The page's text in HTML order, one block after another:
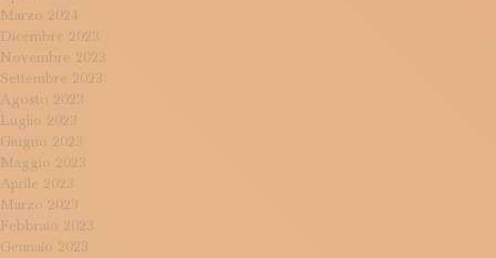
Marzo 2024
Dicembre 2023
Novembre 2023
Settembre 2023
Agosto 2023
Luglio 2023
Giugno 2023
Maggio 2023
Aprile 2023
Marzo 2023
Febbraio 2023
Gennaio 2023